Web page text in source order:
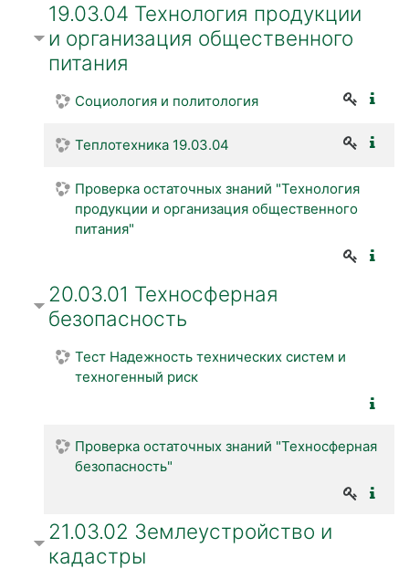
19.03.04 Технология продукции
и организация общественного
питания
Социология и политология
Теплотехника 19.03.04
Проверка остаточных знаний "Технология
продукции и организация общественного
питания"
20.03.01 Техносферная
безопасность
Тест Надежность технических систем и
техногенный риск
Проверка остаточных знаний "Техносферная
безопасность"
21.03.02 Землеустройство и
кадастры